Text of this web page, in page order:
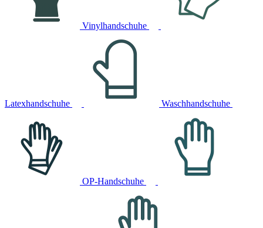
Vinylhandschuhe
Latexhandschuhe Waschhandschuhe
OP-Handschuhe